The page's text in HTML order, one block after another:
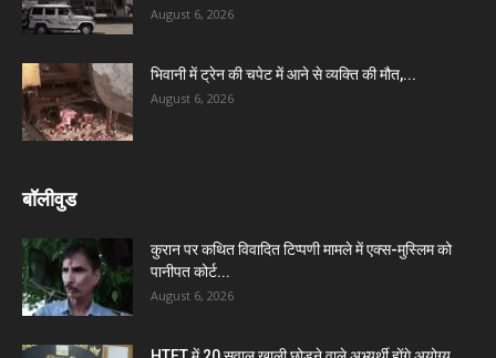
August 6, 2026
भिवानी में ट्रेन की चपेट में आने से व्यक्ति की मौत,...
August 6, 2026
बॉलीवुड
कुरान पर कथित विवादित टिप्पणी मामले में एक्स-मुस्लिम को
पानीपत कोर्ट...
August 6, 2026